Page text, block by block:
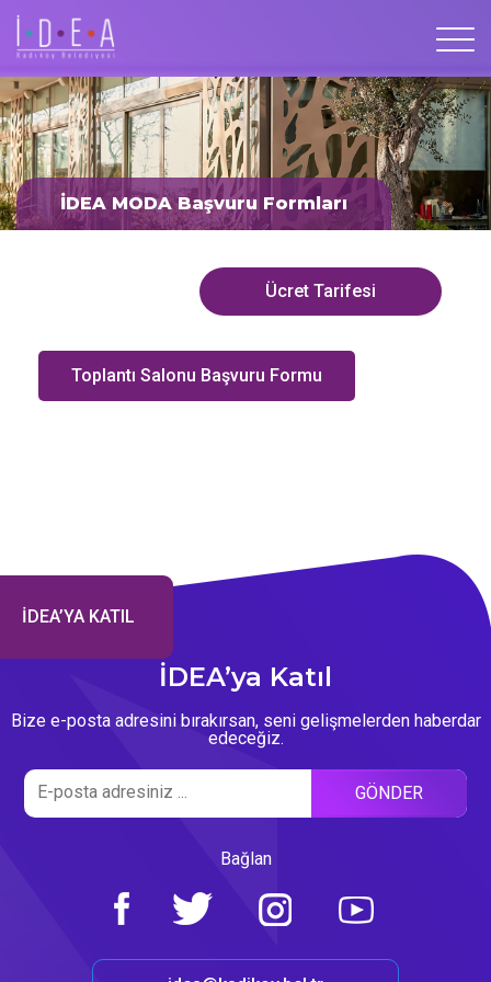
İDEA’YA KATIL
İDEA MODA Başvuru Formları
Ücret Tarifesi
Toplantı Salonu Başvuru Formu
İDEA’ya Katıl
Bize e-posta adresini bırakırsan, seni gelişmelerden haberdar
edeceğiz.
Bağlan